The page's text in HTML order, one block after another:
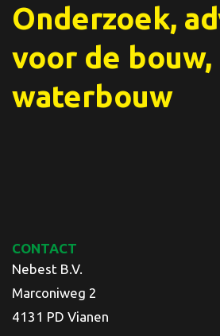
Onderzoek,
voor de
waterbouw
CONTACT
Nebest B.V.
Marconiweg 2
4131 PD Vianen